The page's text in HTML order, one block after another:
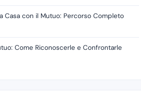
Casa con il Mutuo: Percorso Completo
Come Riconoscerle e Confrontarle